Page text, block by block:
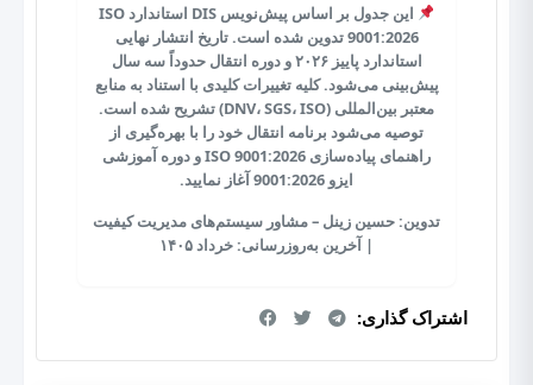
این جدول بر اساس پیش‌نویس DIS استاندارد ISO
9001:2026 تدوین شده است. تاریخ انتشار نهایی
استاندارد پاییز ۲۰۲۶ و دوره انتقال حدوداً سه سال
پیش‌بینی می‌شود. کلیه تغییرات کلیدی با استناد به منابع
معتبر بین‌المللی (DNV، SGS، ISO) تشریح شده است.
توصیه می‌شود برنامه انتقال خود را با بهره‌گیری از
راهنمای پیاده‌سازی ISO 9001:2026
و دوره آموزشی
ایزو 9001:2026
آغاز نمایید.
تدوین: حسین زینل – مشاور سیستم‌های مدیریت کیفیت
| آخرین به‌روزرسانی: خرداد ۱۴۰۵
اشتراک گذاری: